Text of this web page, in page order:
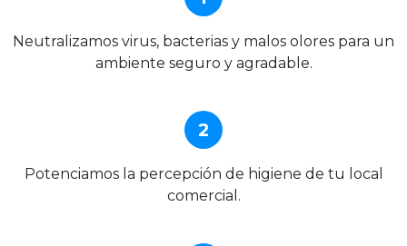
Neutralizamos virus, bacterias y malos olores para un
ambiente seguro y agradable.
2
Potenciamos la percepción de higiene de tu local
comercial.